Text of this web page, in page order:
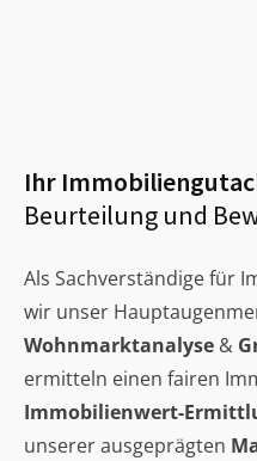
Ihr
Beurteilung und
Als Sachverständige für
wir unser
Wohnmarktanalyse &
ermitteln einen fairen
Immobilienwert-
unserer ausgeprägten